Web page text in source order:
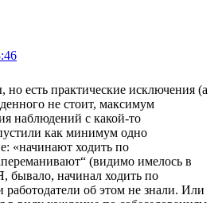
но есть практические исключения (а
не стоит, максимум
наблюдений с какой-то
как минимум одно
«начинают ходить по
(видимо имелось в
бывало, начинал ходить по
работодатели об этом не знали. Или